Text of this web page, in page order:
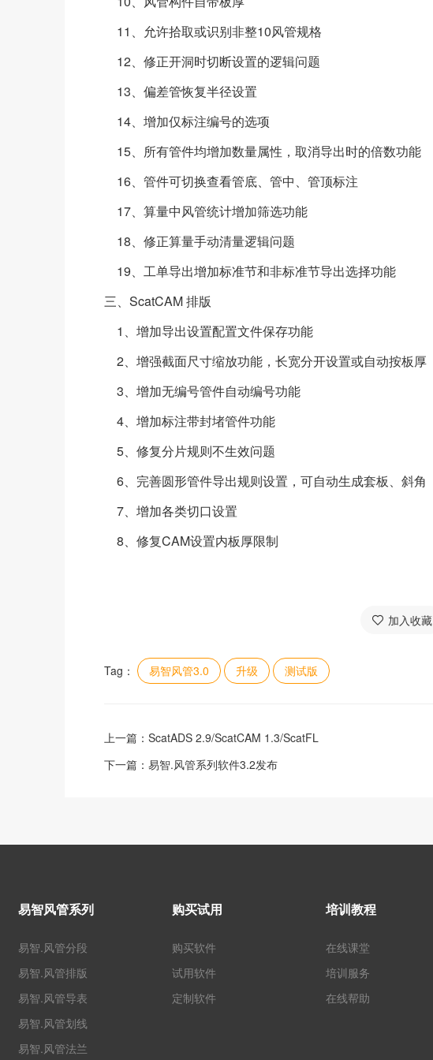
11、允许拾取或识别非整10风管规格
12、修正开洞时切断设置的逻辑问题
13、偏差管恢复半径设置
14、增加仅标注编号的选项
15、所有管件均增加数量属性，取消导出时的倍数功能
16、管件可切换查看管底、管中、管顶标注
17、算量中风管统计增加筛选功能
18、修正算量手动清量逻辑问题
19、工单导出增加标准节和非标准节导出选择功能
三、ScatCAM 排版
1、增加导出设置配置文件保存功能
2、增强截面尺寸缩放功能，长宽分开设置或自动按板厚
3、增加无编号管件自动编号功能
4、增加标注带封堵管件功能
5、修复分片规则不生效问题
6、完善圆形管件导出规则设置，可自动生成套板、斜角
7、增加各类切口设置
8、修复CAM设置内板厚限制
加入收藏
Tag： 易智风管3.0 升级 测试版
上一篇： ScatADS 2.9/ScatCAM 1.3/ScatFL
下一篇： 易智.风管系列软件3.2发布
易智风管系列
易智.风管分段
易智.风管排版
易智.风管导表
易智.风管划线
易智.风管法兰
购买试用
购买软件
试用软件
定制软件
培训教程
在线课堂
培训服务
在线帮助